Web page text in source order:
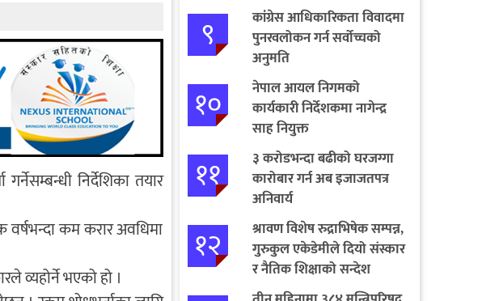
निर्देशिका तयार
कम करार अवधिमा
व्यहोर्ने भएको हो ।
९
कांग्रेस आधिकारिकता विवादमा
पुनरवलोकन गर्न सर्वोच्चको
अनुमति
१०
नेपाल आयल निगमको
कार्यकारी निर्देशकमा नागेन्द्र
साह नियुक्त
११
३ करोडभन्दा बढीको घरजग्गा
कारोबार गर्न अब इजाजतपत्र
अनिवार्य
१२
श्रावण विशेष रुद्राभिषेक सम्पन्न,
गुरुकुल एकेडेमीले दियो संस्कार
र नैतिक शिक्षाको सन्देश